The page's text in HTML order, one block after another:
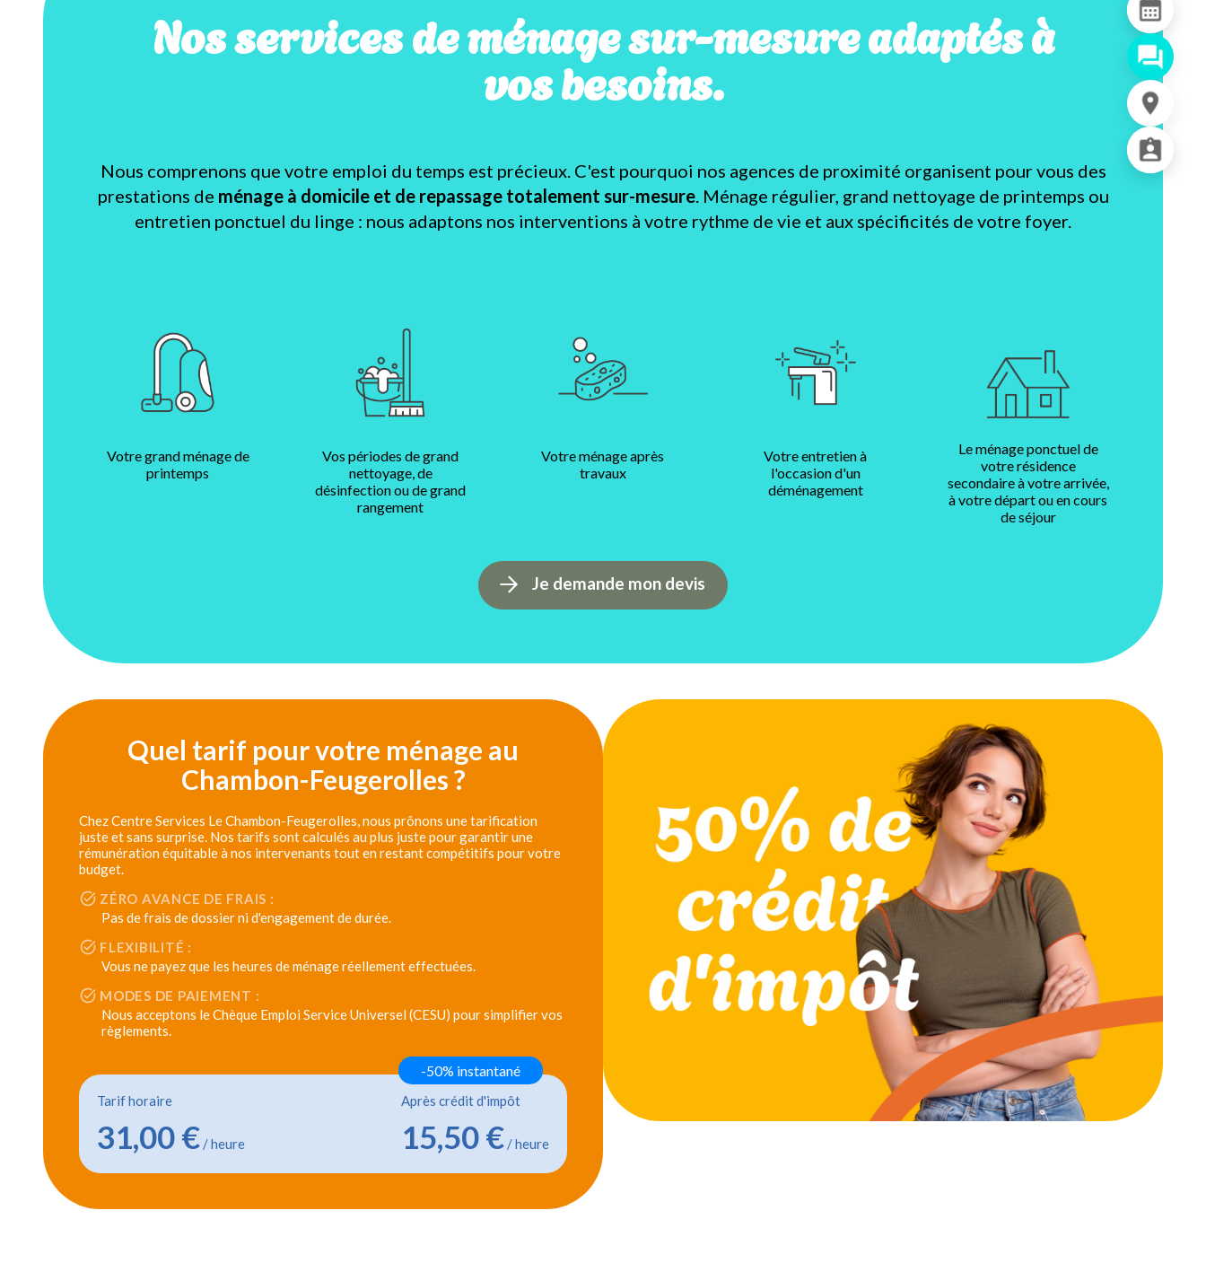
Nos services de ménage sur-mesure adaptés à
vos besoins.
Nous comprenons que votre emploi du temps est précieux. C'est pourquoi nos agences de proximité organisent pour vous des
prestations de ménage à domicile et de repassage totalement sur-mesure. Ménage régulier, grand nettoyage de printemps ou
entretien ponctuel du linge : nous adaptons nos interventions à votre rythme de vie et aux spécificités de votre foyer.
Votre grand ménage de
printemps
Vos périodes de grand
nettoyage, de
désinfection ou de grand
rangement
Votre ménage après
travaux
Votre entretien à
l'occasion d'un
déménagement
Le ménage ponctuel de
votre résidence
secondaire à votre arrivée,
à votre départ ou en cours
de séjour
Je demande mon devis
Quel tarif pour votre ménage au
Chambon-Feugerolles ?
Chez Centre Services Le Chambon-Feugerolles, nous prônons une tarification
juste et sans surprise. Nos tarifs sont calculés au plus juste pour garantir une
rémunération équitable à nos intervenants tout en restant compétitifs pour votre
budget.
ZÉRO AVANCE DE FRAIS :
Pas de frais de dossier ni d'engagement de durée.
FLEXIBILITÉ :
Vous ne payez que les heures de ménage réellement effectuées.
MODES DE PAIEMENT :
Nous acceptons le Chèque Emploi Service Universel (CESU) pour simplifier vos
règlements.
Tarif horaire
31,00 € / heure
Après crédit d'impôt
15,50 € / heure
-50% instantané